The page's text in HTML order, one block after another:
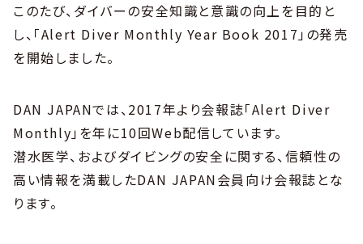
このたび、ダイバーの安全知識と意識の向上を目的と
し、「Alert Diver Monthly Year Book 2017」の発売
を開始しました。
DAN JAPANでは、2017年より会報誌「Alert Diver
Monthly」を年に10回Web配信しています。
潜水医学、およびダイビングの安全に関する、信頼性の
高い情報を満載したDAN JAPAN会員向け会報誌とな
ります。